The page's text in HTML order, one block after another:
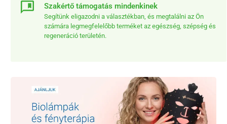
Szakértő támogatás mindenkinek
Segítünk eligazodni a választékban, és megtalálni az Ön
számára legmegfelelőbb terméket az egészség, szépség és
regeneráció területén.